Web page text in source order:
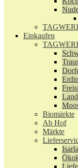
Einkaufen
Biomärkte
Ab Hof
Märkte